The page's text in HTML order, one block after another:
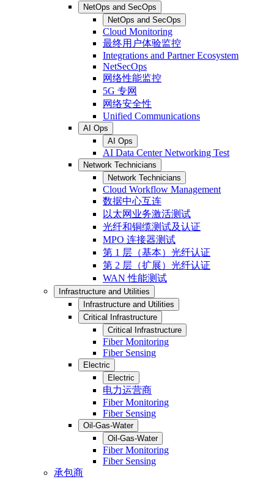
NetOps and SecOps
NetOps and SecOps
Cloud Monitoring
最终用户体验监控
Integrations and Partner Ecosystem
NetSecOps
网络性能监控
5G 专网
网络安全性
Unified Communications
AI Ops
AI Ops
AI Data Center Networking Test
Network Technicians
Network Technicians
Cloud Workflow Management
数据中心互连
以太网业务激活测试
光纤和铜缆测试及认证
MPO 连接器测试
第 1 层（基本）光纤认证
第 2 层（扩展）光纤认证
WAN 性能测试
Infrastructure and Utilities
Infrastructure and Utilities
Critical Infrastructure
Critical Infrastructure
Fiber Monitoring
Fiber Sensing
Electric
Electric
电力运营商
Fiber Monitoring
Fiber Sensing
Oil-Gas-Water
Oil-Gas-Water
Fiber Monitoring
Fiber Sensing
承包商